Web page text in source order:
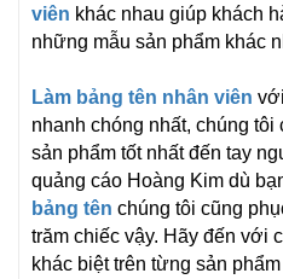
viên khác nhau giúp khách
những mẫu sản phẩm khác
Làm bảng tên nhân viên
nhanh chóng nhất, chúng
sản phẩm tốt nhất đến tay
quảng cáo Hoàng Kim dù
bảng tên chúng tôi cũng
trăm chiếc vậy. Hãy đến với
khác biệt trên từng sản phẩm